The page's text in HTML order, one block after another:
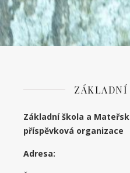
ZÁKLADNÍ
Základní škola a
příspěvková organizace
Adresa: